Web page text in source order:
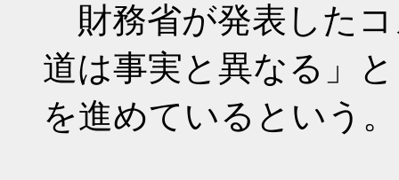
財務省が発表したコ
道は事実と異なる」
を進めているという。